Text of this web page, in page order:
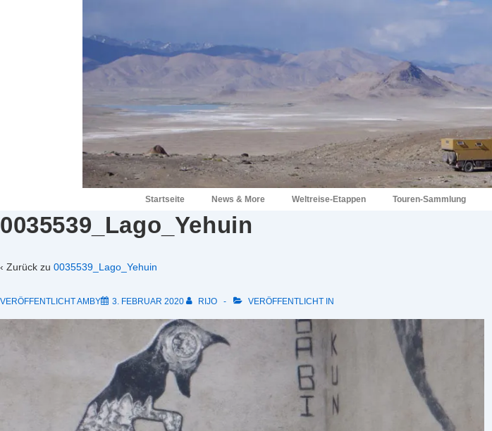
Hauptnavigation
Startseite News & More Weltreise-Etappen Touren-Sammlung
0035539_Lago_Yehuin
‹ Zurück zu 0035539_Lago_Yehuin
VERÖFFENTLICHT AMBY 3. FEBRUAR 2020 RIJO VERÖFFENTLICHT IN